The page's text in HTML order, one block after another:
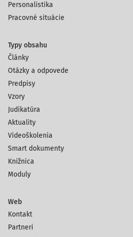
Personalistika
Pracovné situácie
Typy obsahu
Články
Otázky a odpovede
Predpisy
Vzory
Judikatúra
Aktuality
Videoškolenia
Smart dokumenty
Knižnica
Moduly
Web
Kontakt
Partneri